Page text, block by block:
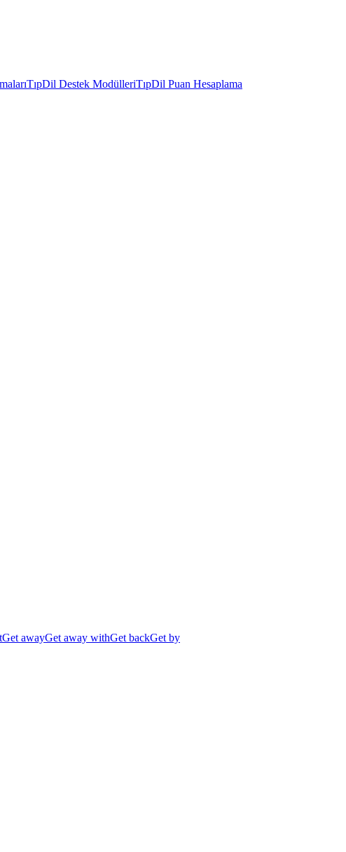
TıpDil Destek ModülleriTıpDil Puan Hesaplama
Get awayGet away withGet backGet by